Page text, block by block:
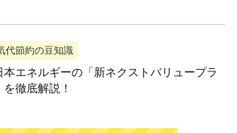
代節約の豆知識
本エネルギーの「新ネクストバリュープラ
を徹底解説！